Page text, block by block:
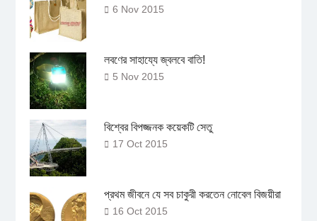
6 Nov 2015
লবণের সাহায্যে জ্বলবে বাতি!
5 Nov 2015
বিশ্বের বিপজ্জনক কয়েকটি সেতু
17 Oct 2015
প্রথম জীবনে যে সব চাকুরী করতেন নোবেল বিজয়ীরা
16 Oct 2015